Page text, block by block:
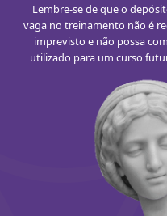
Lembre-se de que o
vaga no treinamento não é
imprevisto e não possa
utilizado para um curso